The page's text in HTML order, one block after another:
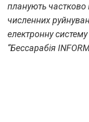
планують частково
численних
електронну систему
“Бессарабія